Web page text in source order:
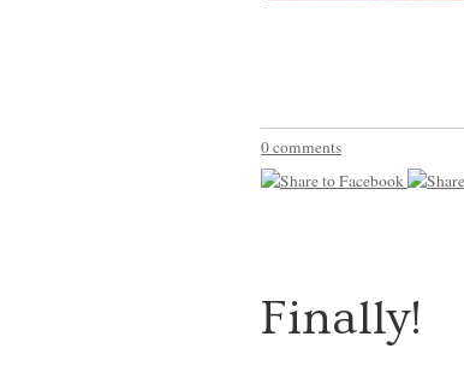
0 comments
Finally!